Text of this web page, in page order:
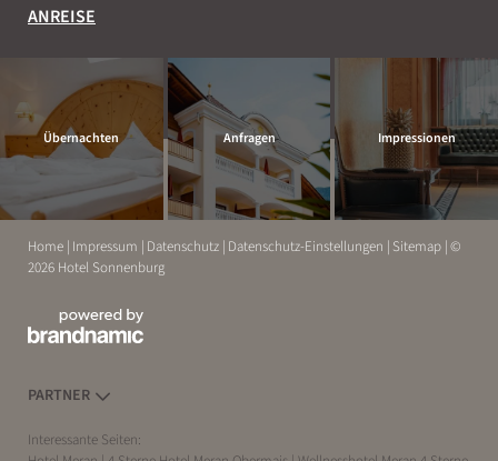
ANREISE
Übernachten Anfragen Impressionen
Home Impressum Datenschutz Datenschutz-Einstellungen Sitemap ©
2026 Hotel Sonnenburg
PARTNER
Interessante Seiten: